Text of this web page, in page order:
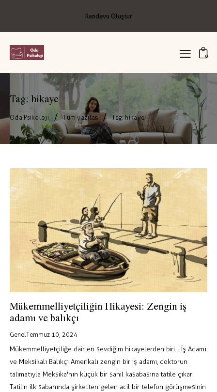
Randevu Oluştur
0
Tag: hikaye
Oda Psikoloji Tüm yazılar Tag: hikaye
Mükemmelliyetçiliğin Hikayesi: Zengin iş
adamı ve balıkçı
Genel Temmuz 10, 2024
Mükemmelliyetçiliğe dair en sevdiğim hikayelerden biri... İş Adamı
ve Meksikalı Balıkçı Amerikalı zengin bir iş adamı, doktorun
talimatıyla Meksika'nın küçük bir sahil kasabasına tatile çıkar.
Tatilin ilk sabahında şirketten gelen acil bir telefon görüşmesinin